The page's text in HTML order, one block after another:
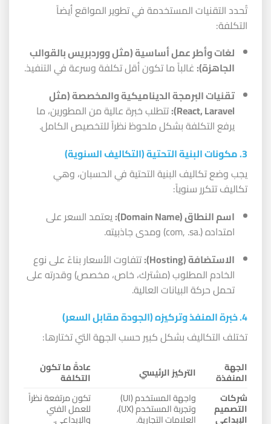
تُحدد التقنيات المستخدمة في تطوير المواقع أيضاً
التكلفة:
لغات وأطر عمل أساسية (مثل ووردبريس بالقوالب
الجاهزة): غالباً ما تكون أقل تكلفة وسرعة في التنفيذ.
تقنيات البرمجة الديناميكية والمخصصة (مثل
React, Laravel): تتطلب خبرة عالية من المطورين، ما
يرفع التكلفة بشكل ملحوظ نظراً للتخصيص الكامل.
3. مكونات البنية التحتية (التكاليف السنوية)
يجب وضع تكاليف البنية التحتية في الحسبان، وهي
تكاليف تتكرر سنوياً:
اسم النطاق (Domain Name):
يعتمد السعر على
امتداده (.com, .sa) ومدى جاذبيته.
الاستضافة (Hosting):
تتفاوت الأسعار بناءً على نوع
الخادم المطلوب (مشترك، خاص، مخصص) وقدرته على
تحمل حركة البيانات العالية.
4. خبرة المنفذ وتركيزه (الجودة مقابل السعر)
تختلف التكاليف بشكل كبير حسب الجهة التي تختارها:
الجهة
المنفذة التركيز الرئيسي عادةً ما تكون
التكلفة
شركات
التصميم
الإبداعي
واجهة المستخدم (UI)
وتجربة المستخدم (UX)،
العلامات التجارية.
تكون مرتفعة نظراً
للعمل الفني
والإبداعي.